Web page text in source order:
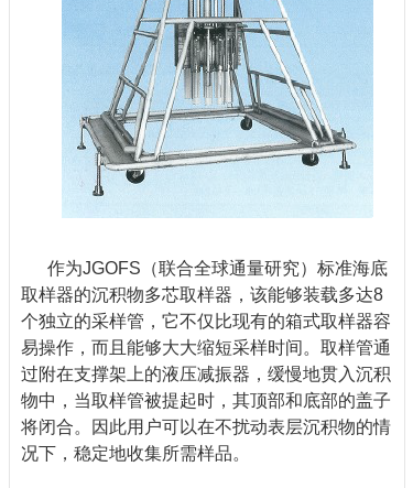
作为JGOFS（联合全球通量研究）标准海底
取样器的沉积物多芯取样器，该能够装载多达8
个独立的采样管，它不仅比现有的箱式取样器容
易操作，而且能够大大缩短采样时间。取样管通
过附在支撑架上的液压减振器，缓慢地贯入沉积
物中，当取样管被提起时，其顶部和底部的盖子
将闭合。因此用户可以在不扰动表层沉积物的情
况下，稳定地收集所需样品。